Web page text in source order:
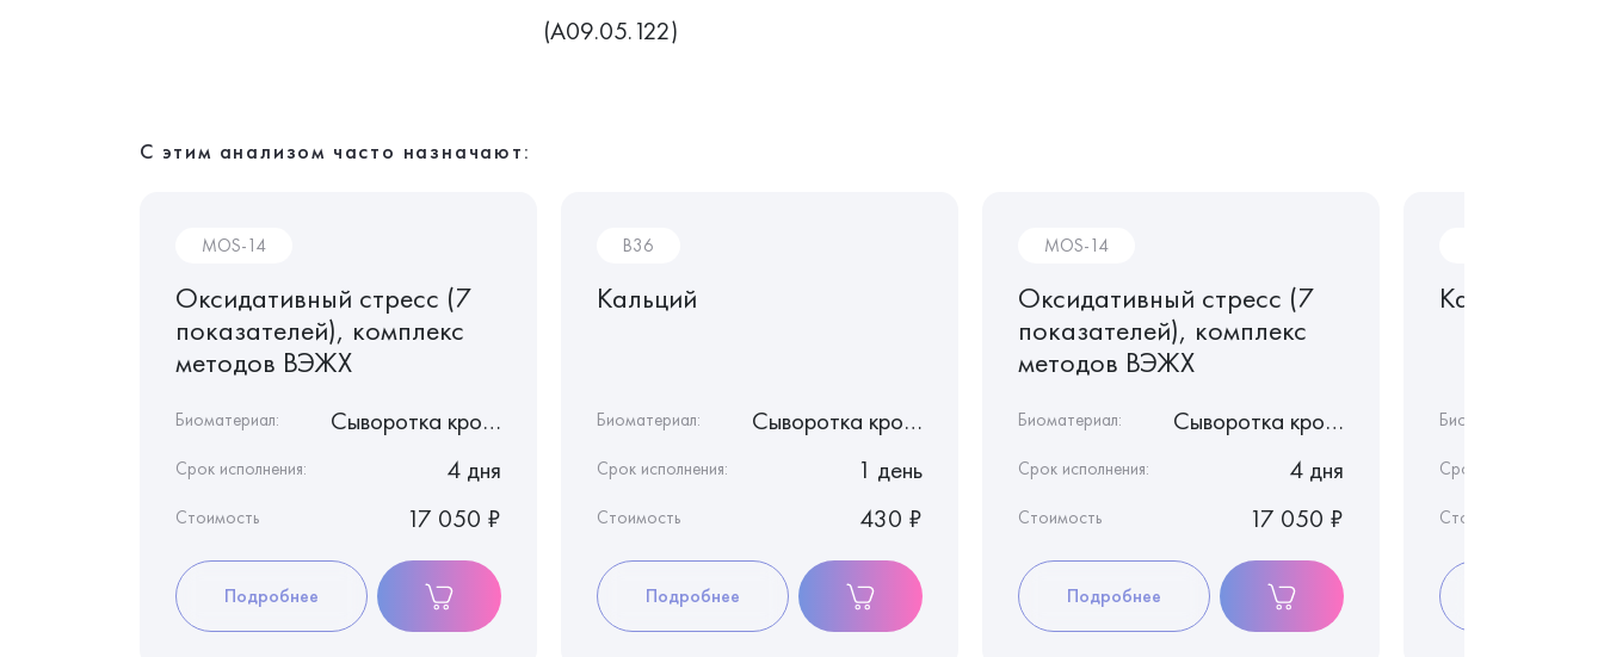
(A09.05.122)
С этим анализом часто назначают:
MOS-14
Оксидативный стресс (7
показателей), комплекс
методов ВЭЖХ
Биоматериал: Сыворотка крови
Срок исполнения: 4 дня
Стоимость 17 050 ₽
Подробнее
B36
Кальций
Биоматериал: Сыворотка крови
Срок исполнения: 1 день
Стоимость 430 ₽
Подробнее
MOS-14
Оксидативный стресс (7
показателей), комплекс
методов ВЭЖХ
Биоматериал: Сыворотка крови
Срок исполнения: 4 дня
Стоимость 17 050 ₽
Подробнее
Кальций
Биоматериал:
Срок исполнения:
Стоимость